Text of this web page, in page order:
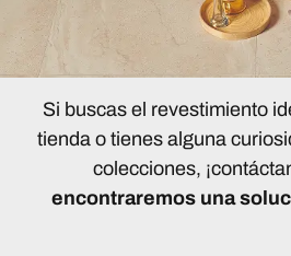
Si buscas el revestimiento
tienda o tienes alguna
colecciones,
encontraremos una